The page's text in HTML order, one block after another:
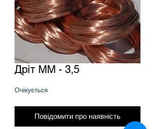
Дріт ММ - 3,5
Очікується
Повідомити про наявність